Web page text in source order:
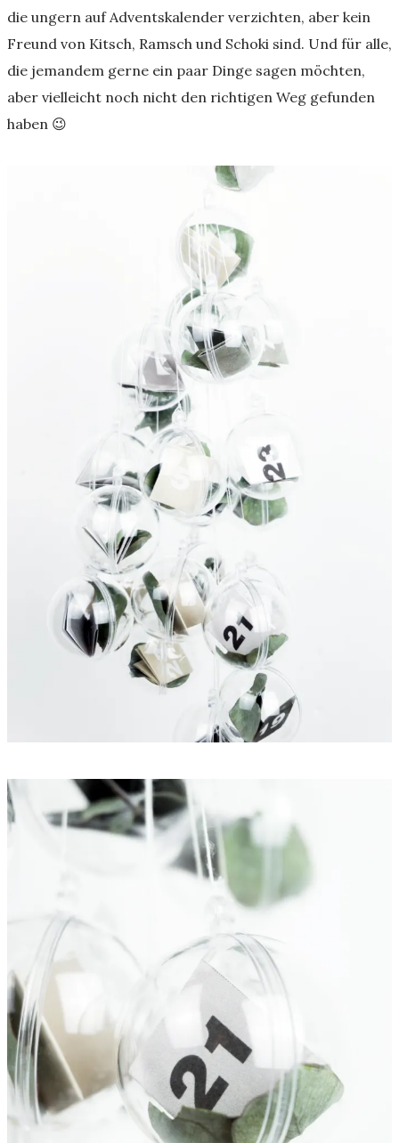
die ungern auf Adventskalender verzichten, aber kein
Freund von Kitsch, Ramsch und Schoki sind. Und für alle,
die jemandem gerne ein paar Dinge sagen möchten,
aber vielleicht noch nicht den richtigen Weg gefunden
haben 😉